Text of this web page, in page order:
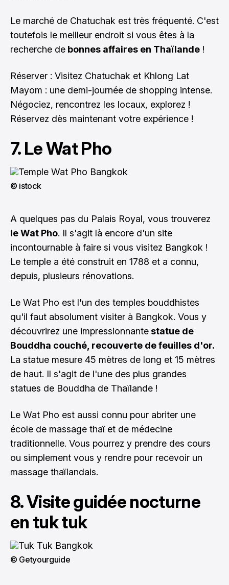
Le marché de Chatuchak est très fréquenté. C'est
toutefois le meilleur endroit si vous êtes à la
recherche de bonnes affaires en Thaïlande !
Réserver : Visitez Chatuchak et Khlong Lat
Mayom : une demi-journée de shopping intense.
Négociez, rencontrez les locaux, explorez !
Réservez dès maintenant votre expérience !
7. Le Wat Pho
© istock
A quelques pas du Palais Royal, vous trouverez
le Wat Pho. Il s'agit là encore d'un site
incontournable à faire si vous visitez Bangkok !
Le temple a été construit en 1788 et a connu,
depuis, plusieurs rénovations.
Le Wat Pho est l'un des temples bouddhistes
qu'il faut absolument visiter à Bangkok. Vous y
découvrirez une impressionnantestatue de
Bouddha couché, recouverte de feuilles d'or.
La statue mesure 45 mètres de long et 15 mètres
de haut. Il s'agit de l'une des plus grandes
statues de Bouddha de Thaïlande !
Le Wat Pho est aussi connu pour abriter une
école de massage thaï et de médecine
traditionnelle. Vous pourrez y prendre des cours
ou simplement vous y rendre pour recevoir un
massage thaïlandais.
8. Visite guidée nocturne
en tuk tuk
© Getyourguide